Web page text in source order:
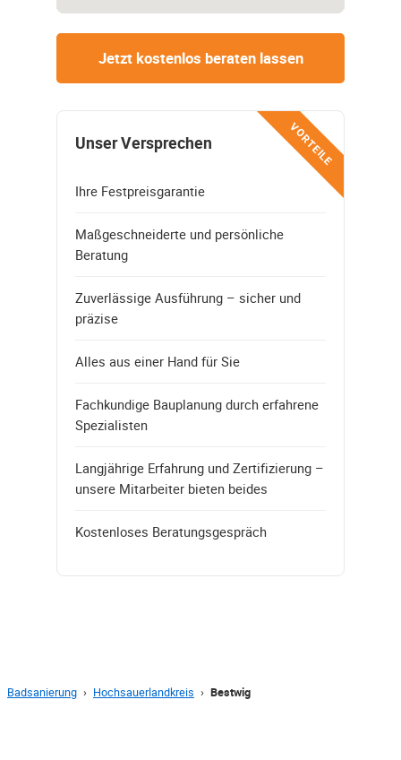
Jetzt kostenlos beraten lassen
VORTEILE
Unser Versprechen
Ihre Festpreisgarantie
Maßgeschneiderte und persönliche
Beratung
Zuverlässige Ausführung – sicher und
präzise
Alles aus einer Hand für Sie
Fachkundige Bauplanung durch erfahrene
Spezialisten
Langjährige Erfahrung und Zertifizierung –
unsere Mitarbeiter bieten beides
Kostenloses Beratungsgespräch
Badsanierung › Hochsauerlandkreis › Bestwig